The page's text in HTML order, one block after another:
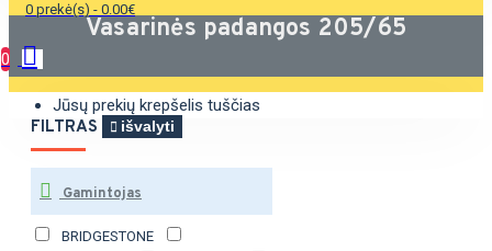
0 prekė(s) - 0.00€
0
Jūsų prekių krepšelis tuščias
Vasarinės padangos 205/65
FILTRAS išvalyti
Gamintojas
BRIDGESTONE